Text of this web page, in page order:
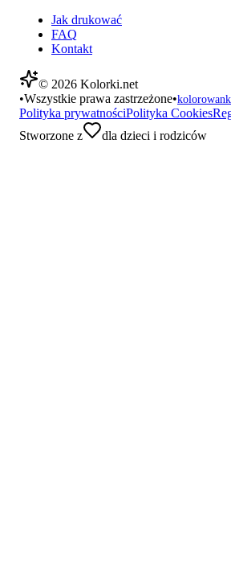
Jak drukować
FAQ
Kontakt
© 2026 Kolorki.net
•Wszystkie prawa zastrzeżone•
Polityka prywatnościPolityka Cookies
Stworzone z
dla dzieci i rodziców